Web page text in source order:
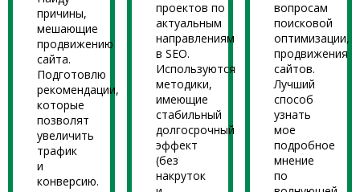
причины,
мешающие
продвижению
сайта.
Подготовлю
рекомендации,
которые
позволят
увеличить
трафик
и
конверсию.
проектов по
актуальным
направлениям
в SEO.
Используются
методики,
имеющие
стабильный
долгосрочный
эффект
(без
накруток
вопросам
поисковой
оптимизации,
продвижения
сайтов.
Лучший
способ
узнать
мое
подробное
мнение
по